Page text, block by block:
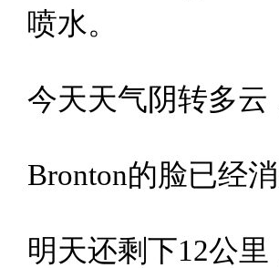
喷水。
今天天气阴转多云
Bronton的脸已经
明天还剩下12公